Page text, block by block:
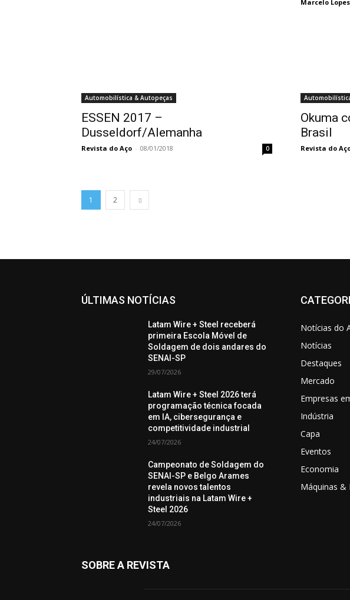
Marcelo Lopes
Automobilística & Autopeças
ESSEN 2017 –
Dusseldorf/Alemanha
Revista do Aço - 08/01/2018 0
Okuma
Brasil
Revista do
1 2
ÚLTIMAS NOTÍCIAS
Latam Wire + Steel receberá
primeira Escola Móvel de
Soldagem de dois andares do
SENAI-SP
29/07/2026
Latam Wire + Steel 2026 terá
programação técnica focada
em IA, cibersegurança e
competitividade industrial
24/07/2026
Campeonato de Soldagem do
SENAI-SP e Belgo Arames
revela novos talentos
industriais na Latam Wire +
Steel 2026
24/07/2026
Notícias do
Notícias
Destaques
Mercado
Empresas
Indústria
Capa
Eventos
Economia
Máquinas &
SOBRE A REVISTA